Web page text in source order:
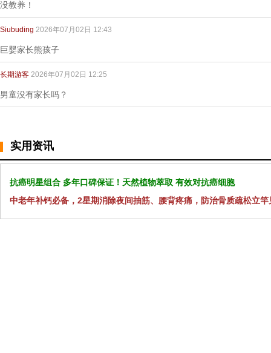
没教养！
Siubuding 2026年07月02日 12:43
巨婴家长熊孩子
长期游客 2026年07月02日 12:25
男童没有家长吗？
实用资讯
抗癌明星组合 多年口碑保证！天然植物萃取 有效对抗癌细胞
中老年补钙必备，2星期消除夜间抽筋、腰背疼痛，防治骨质疏松立竿